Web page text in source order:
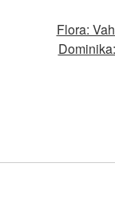
Flora: